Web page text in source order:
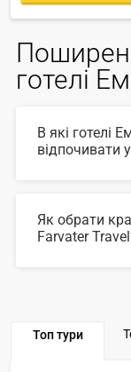
готелі
В які готелі
відпочивати
Як обрати
Farvater
Топ тури